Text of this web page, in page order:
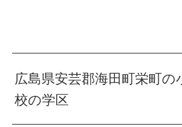
広島県安芸郡海田町栄町の
校の学区